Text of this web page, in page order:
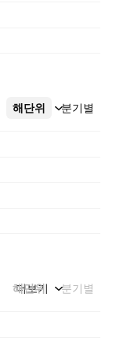
해단위 분기별
더보기
해단위 분기별
더보기